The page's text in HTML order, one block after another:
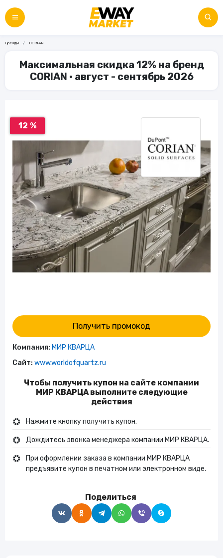
Бренды CORIAN
Максимальная скидка 12% на бренд
CORIAN • август - сентябрь 2026
12 %
Получить промокод
Компания: МИР КВАРЦА
Сайт: www.worldofquartz.ru
Чтобы получить купон на сайте компании
МИР КВАРЦА выполните следующие
действия
Нажмите кнопку получить купон.
Дождитесь звонка менеджера компании МИР КВАРЦА.
При оформлении заказа в компании МИР КВАРЦА
предъявите купон в печатном или электронном виде.
Поделиться